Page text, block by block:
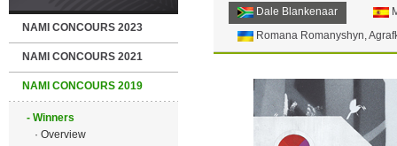
NAMI CONCOURS 2023
NAMI CONCOURS 2021
NAMI CONCOURS 2019
- Winners
· Overview
Dale Blankenaar
Romana Romanyshyn,